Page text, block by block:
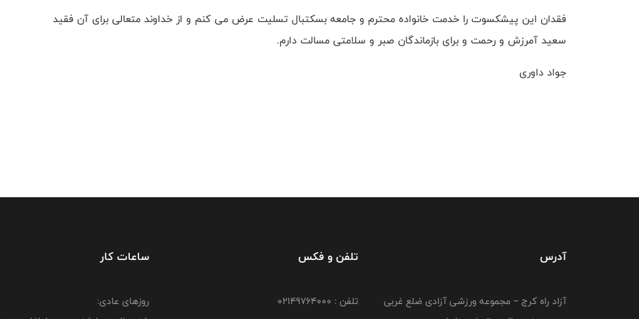
فقدان این پیشکسوت را خدمت خانواده محترم و جامعه بسکتبال تسلیت عرض می کنم و از خداوند متعالی برای آن فقید
سعید آمرزش و رحمت و برای بازماندگان صبر و سلامتی مسالت دارم.
جواد داوری
آدرس
آزاد راه کرج – مجموعه ورزشی آزادی ضلع غربی
تلفن و فکس
تلفن : 02149764000
ساعات کار
روزهای عادی: